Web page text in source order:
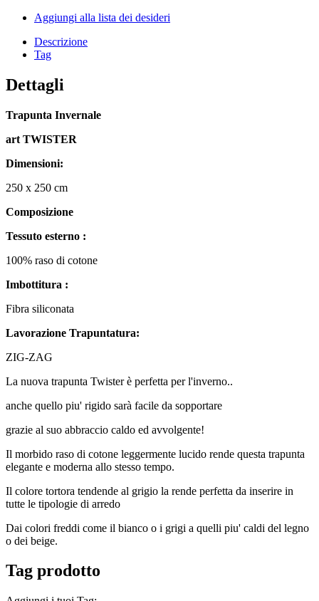
Aggiungi alla lista dei desideri
Descrizione
Tag
Dettagli
Trapunta Invernale
art TWISTER
Dimensioni:
250 x 250 cm
Composizione
Tessuto esterno :
100% raso di cotone
Imbottitura :
Fibra siliconata
Lavorazione Trapuntatura:
ZIG-ZAG
La nuova trapunta Twister è perfetta per l'inverno..
anche quello piu' rigido sarà facile da sopportare
grazie al suo abbraccio caldo ed avvolgente!
Il morbido raso di cotone leggermente lucido rende questa trapunta
elegante e moderna allo stesso tempo.
Il colore tortora tendende al grigio la rende perfetta da inserire in
tutte le tipologie di arredo
Dai colori freddi come il bianco o i grigi a quelli piu' caldi del legno
o dei beige.
Tag prodotto